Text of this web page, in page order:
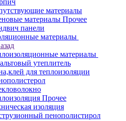
материалы
материалы Прочее
панели
материалы
материалы
утеплитель
для теплоизоляции
Прочее
изоляция
пенополистирол